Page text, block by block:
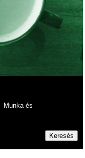
Munka és